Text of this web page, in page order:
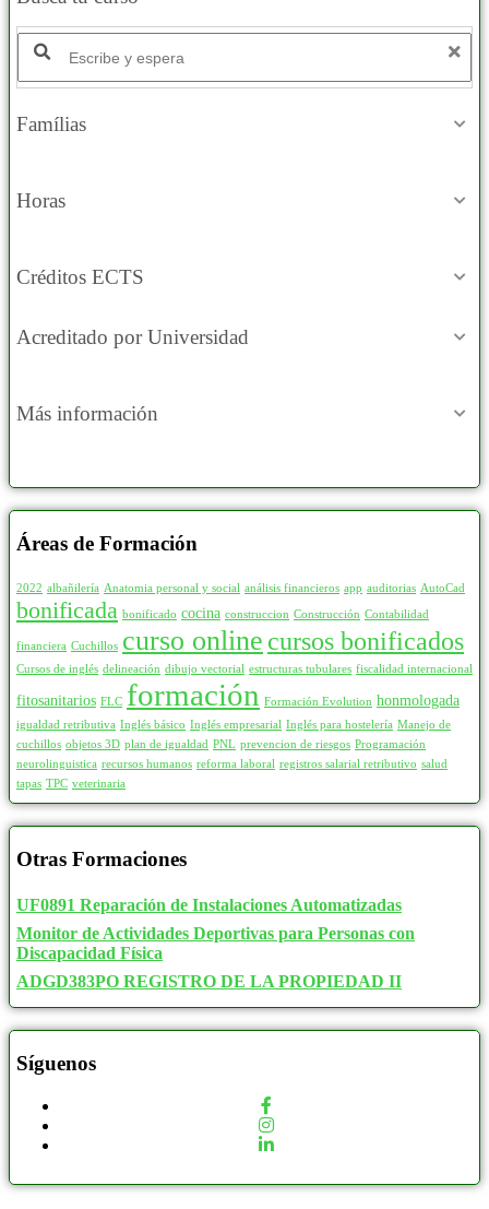
Buscar productos:
Famílias
Horas
Créditos ECTS
Acreditado por Universidad
Más información
Áreas de Formación
2022 albañilería Anatomia personal y social análisis financieros app auditorias AutoCad
bonificada bonificado cocina construccion Construcción Contabilidad
financiera Cuchillos curso online cursos bonificados
Cursos de inglés delineación dibujo vectorial estructuras tubulares fiscalidad internacional
fitosanitarios FLC formación Formación Evolution honmologada
igualdad retributiva Inglés básico Inglés empresarial Inglés para hostelería Manejo de
cuchillos objetos 3D plan de igualdad PNL prevencion de riesgos Programación
neurolinguistica recursos humanos reforma laboral registros salarial retributivo salud
tapas TPC veterinaria
Otras Formaciones
UF0891 Reparación de Instalaciones Automatizadas
Monitor de Actividades Deportivas para Personas con
Discapacidad Física
ADGD383PO REGISTRO DE LA PROPIEDAD II
Síguenos